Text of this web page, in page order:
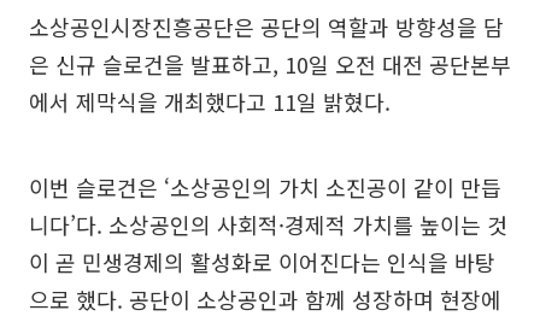
소상공인시장진흥공단은 공단의 역할과 방향성을 담
은 신규 슬로건을 발표하고, 10일 오전 대전 공단본부
에서 제막식을 개최했다고 11일 밝혔다.
이번 슬로건은 ‘소상공인의 가치 소진공이 같이 만듭
니다’다. 소상공인의 사회적·경제적 가치를 높이는 것
이 곧 민생경제의 활성화로 이어진다는 인식을 바탕
으로 했다. 공단이 소상공인과 함께 성장하며 현장에